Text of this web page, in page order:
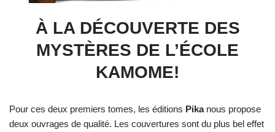
À LA DÉCOUVERTE DES
MYSTÈRES DE L’ÉCOLE
KAMOME!
Pour ces deux premiers tomes, les éditions Pikanous propose
deux ouvrages de qualité. Les couvertures sont du plus bel effet